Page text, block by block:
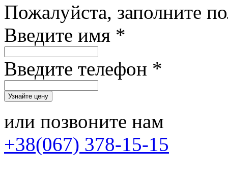
Пожалуйста, заполните
Введите имя *
Введите телефон *
или позвоните нам
+38(067) 378-15-15